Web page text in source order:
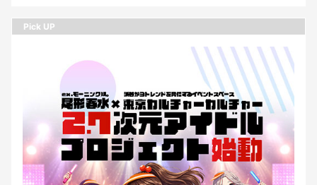
Pick UP